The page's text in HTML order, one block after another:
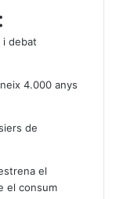
i debat
4.000 anys
de
el
el consum